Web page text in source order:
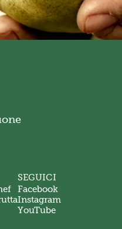
SEGUICI
Facebook
Instagram
YouTube